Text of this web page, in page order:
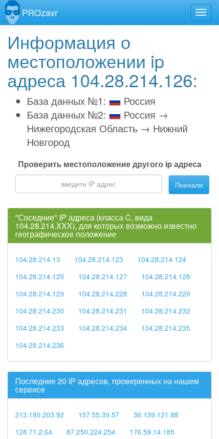
PROzavr
Информация о
местоположении ip
адреса 104.28.214.126:
База данных №1:
Россия
База данных №2:
Россия →
Нижегородская Область → Нижний
Новгород
Проверить местоположение другого ip адреса
Поехали
"Соседние" IP адреса (класса C, вида
104.28.214.XXX), для которых возможно известно
географическое положение
104.28.214.13 104.28.214.123
104.28.214.124
104.28.214.125
104.28.214.127
104.28.214.128
104.28.214.129
104.28.214.228
104.28.214.229
104.28.214.230
104.28.214.231
104.28.214.232
104.28.214.233
104.28.214.234
104.28.214.235
104.28.214.236
Последние 20 IP адресов, проверенных на нашем
сервисе
213.180.203.92 157.55.39.57
36.139.121.88
128.71.2.64
87.250.224.254 176.59.14.185